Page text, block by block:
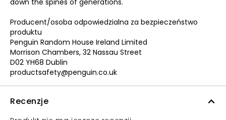
down the spines of generations.
Producent/osoba odpowiedzialna za bezpieczeństwo
produktu
Penguin Random House Ireland Limited
Morrison Chambers, 32 Nassau Street
D02 YH68 Dublin
productsafety@penguin.co.uk
Recenzje